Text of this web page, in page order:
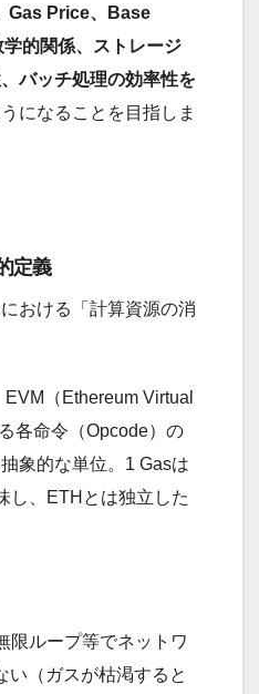
Gas Price、Base
的関係、ストレージ
バッチ処理の効率性を
になることを目指しま
定義
おける「計算資源の消
EVM（Ethereum Virtual
各命令（Opcode）の
象的な単位。1 Gasは
し、ETHとは独立した
限ループ等でネットワ
い（ガスが枯渇すると